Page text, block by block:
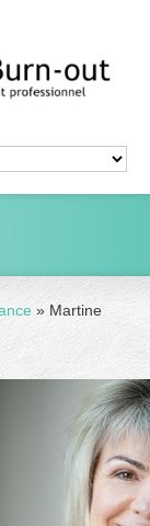
» Martine